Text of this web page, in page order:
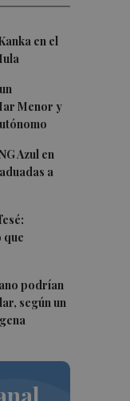
en el
Menor y
Azul en
a
que
podrían
según un